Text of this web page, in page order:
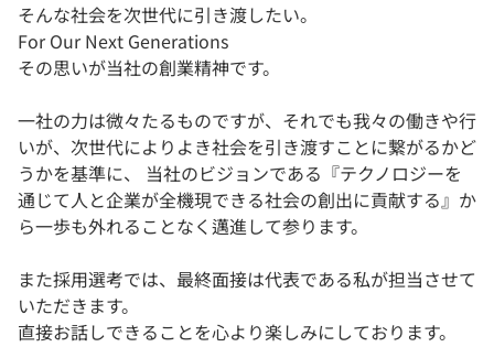
そんな社会を次世代に引き渡したい。
For Our Next Generations
その思いが当社の創業精神です。
一社の力は微々たるものですが、それでも我々の働きや行
いが、次世代によりよき社会を引き渡すことに繋がるかど
うかを基準に、 当社のビジョンである『テクノロジーを
通じて人と企業が全機現できる社会の創出に貢献する』か
ら一歩も外れることなく邁進して参ります。
また採用選考では、最終面接は代表である私が担当させて
いただきます。
直接お話しできることを心より楽しみにしております。